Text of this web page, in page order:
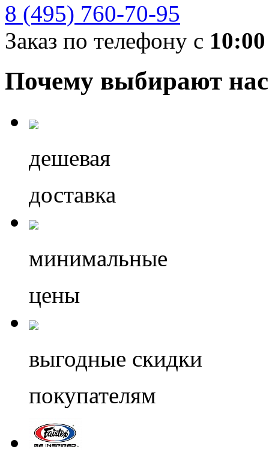
8 (495) 760-70-95
Заказ по телефону с 10:00
Почему выбирают нас
дешевая
доставка
минимальные
цены
выгодные скидки
покупателям